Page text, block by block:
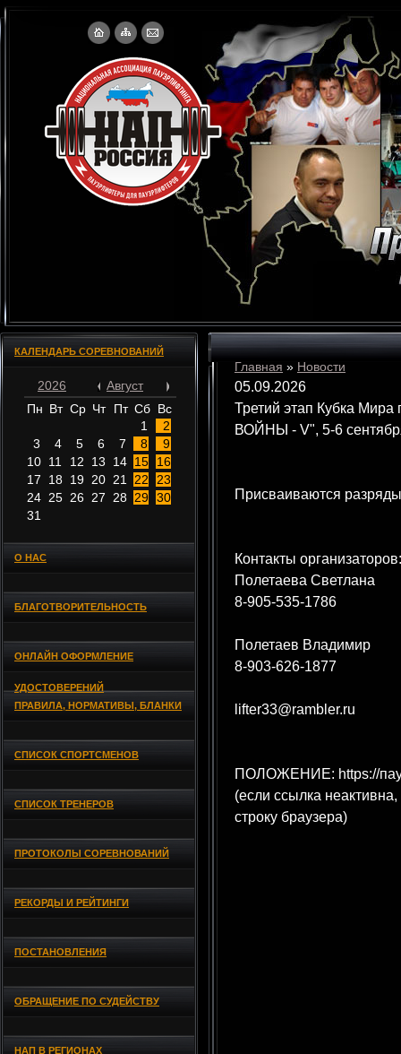
КАЛЕНДАРЬ СОРЕВНОВАНИЙ
2026
Август
Пн Вт Ср Чт Пт Сб Вс
1
2
3
4 5 6 7 8
9
10 11 12 13 14 15
16
17
18 19 20 21 22
23
24 25 26 27 28 29 30
31
О НАС
БЛАГОТВОРИТЕЛЬНОСТЬ
ОНЛАЙН ОФОРМЛЕНИЕ
УДОСТОВЕРЕНИЙ
ПРАВИЛА, НОРМАТИВЫ, БЛАНКИ
СПИСОК СПОРТСМЕНОВ
СПИСОК ТРЕНЕРОВ
ПРОТОКОЛЫ СОРЕВНОВАНИЙ
РЕКОРДЫ И РЕЙТИНГИ
ПОСТАНОВЛЕНИЯ
ОБРАЩЕНИЕ ПО СУДЕЙСТВУ
НАП В РЕГИОНАХ
Главная » Новости
05.09.2026
Третий этап Кубка
ВОЙНЫ - V", 5-6
Присваиваются
Контакты организаторов:
Полетаева Светлана
8-905-535-1786
Полетаев Владимир
8-903-626-1877
lifter33@rambler.ru
ПОЛОЖЕНИЕ: https://
(если ссылка
строку браузера)